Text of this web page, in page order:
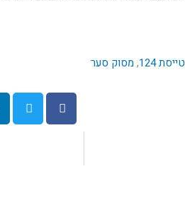
טייסת 124 ,מסוק סער